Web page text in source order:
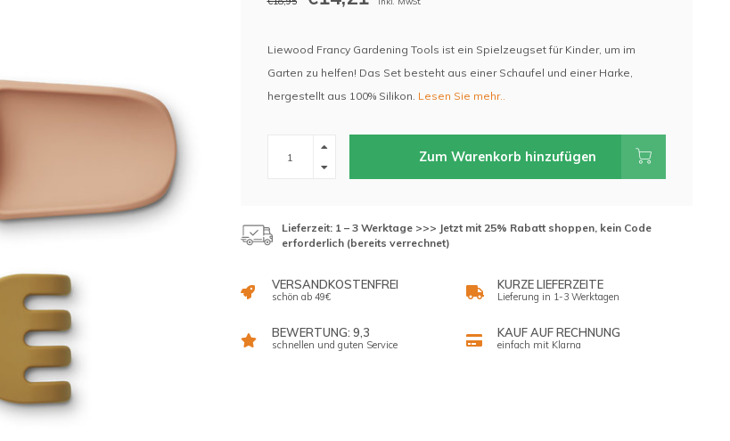
Liewood Francy Gardening Tools ist ein Spielzeugset für Kinder, um im
Garten zu helfen! Das Set besteht aus einer Schaufel und einer Harke,
hergestellt aus 100% Silikon. Lesen Sie mehr..
Zum Warenkorb hinzufügen
Lieferzeit: 1 – 3 Werktage >>> Jetzt mit 25% Rabatt shoppen, kein Code
erforderlich (bereits verrechnet)
VERSANDKOSTENFREI
schön ab 49€
KURZE LIEFERZEITE
Lieferung in 1-3 Werktagen
BEWERTUNG: 9,3
schnellen und guten Service
KAUF AUF RECHNUNG
einfach mit Klarna